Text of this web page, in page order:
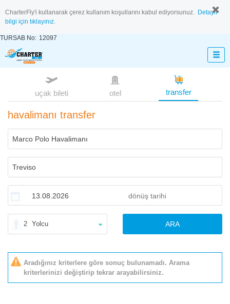
CharterFly'i kullanarak çerez kullanım koşullarını kabul ediyorsunuz. Detaylı
bilgi için tıklayınız.
TURSAB No: 12097
uçak bileti otel transfer
havalimanı transfer
2 Yolcu ARA
Aradığınız kriterlere göre sonuç bulunamadı. Arama
kriterlerinizi değiştirip tekrar arayabilirsiniz.